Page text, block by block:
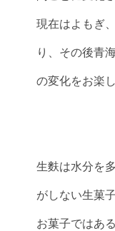
現在はよもぎ
り、その後青
の変化をお楽
生麩は水分を
がしない生菓
お菓子ではあ